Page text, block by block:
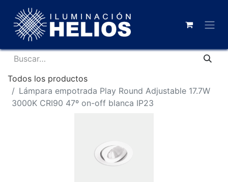
Todos los productos
Lámpara empotrada Play Round Adjustable 17.7W
3000K CRI90 47º on-off blanca IP23